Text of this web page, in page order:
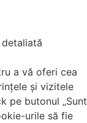
a vă oferi cea
și vizitele
pe butonul „Sunt
urile să fie